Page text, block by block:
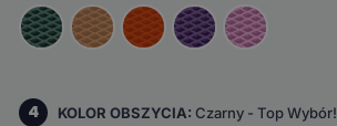
4 KOLOR OBSZYCIA:Czarny - Top Wybór!